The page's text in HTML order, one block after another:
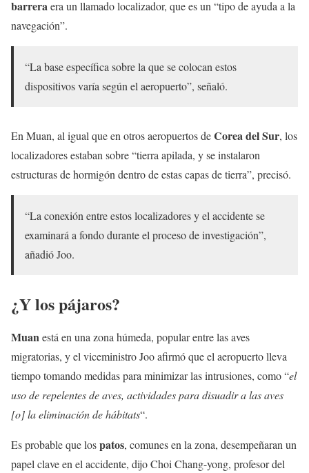
barreraera un llamado localizador, que es un “tipo de ayuda a la
navegación”.
“La base específica sobre la que se colocan estos
dispositivos varía según el aeropuerto”, señaló.
En Muan, al igual que en otros aeropuertos deCorea del Sur, los
localizadores estaban sobre “tierra apilada, y se instalaron
estructuras de hormigón dentro de estas capas de tierra”, precisó.
“La conexión entre estos localizadores y el accidente se
examinará a fondo durante el proceso de investigación”,
añadió Joo.
¿Y los pájaros?
Muanestá en una zona húmeda, popular entre las aves
migratorias, y el viceministro Joo afirmó que el aeropuerto lleva
tiempo tomando medidas para minimizar las intrusiones, como “el
uso de repelentes de aves, actividades para disuadir a las aves
[o] la eliminación de hábitats“.
Es probable que lospatos, comunes en la zona, desempeñaran un
papel clave en el accidente, dijo Choi Chang-yong, profesor del